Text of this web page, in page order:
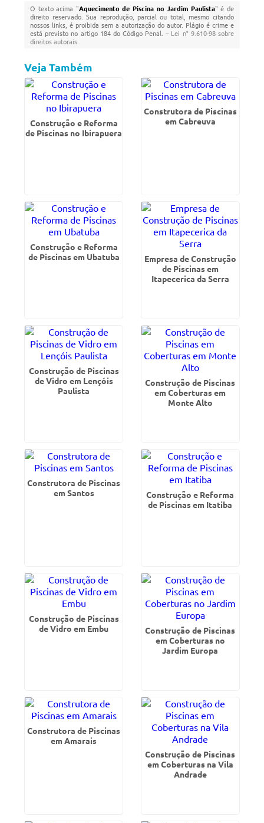
O texto acima "Aquecimento de Piscina no Jardim Paulista" é de
direito reservado. Sua reprodução, parcial ou total, mesmo citando
nossos links, é proibida sem a autorização do autor. Plágio é crime e
está previsto no artigo 184 do Código Penal. – Lei n° 9.610-98 sobre
direitos autorais
Veja Também
Construção e Reforma
de Piscinas no Ibirapuera
Construtora de Piscinas
em Cabreuva
Construção e Reforma
de Piscinas em Ubatuba
Empresa de Construção
de Piscinas em
Itapecerica da Serra
Construção de Piscinas
de Vidro em Lençóis
Paulista
Construção de Piscinas
em Coberturas em
Monte Alto
Construtora de Piscinas
em Santos
Construção e Reforma
de Piscinas em Itatiba
Construção de Piscinas
de Vidro em Embu
Construção de Piscinas
em Coberturas no
Jardim Europa
Construtora de Piscinas
em Amarais
Construção de Piscinas
em Coberturas na Vila
Andrade